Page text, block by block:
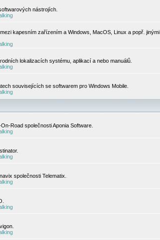
nástrojích.
kapesním zařízením a Windows, MacOS, Linux a popř. jinými
lokalizacích systému, aplikací a nebo manuálů.
souvisejících se softwarem pro Windows Mobile.
Road společnosti Aponia Software.
společnosti Telematix.